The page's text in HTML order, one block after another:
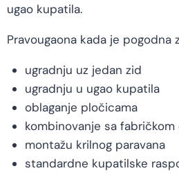
ugao kupatila.
Pravougaona kada je pogodna
ugradnju uz jedan zid
ugradnju u ugao kupatila
oblaganje pločicama
kombinovanje sa fabričkom
montažu krilnog paravana
standardne kupatilske